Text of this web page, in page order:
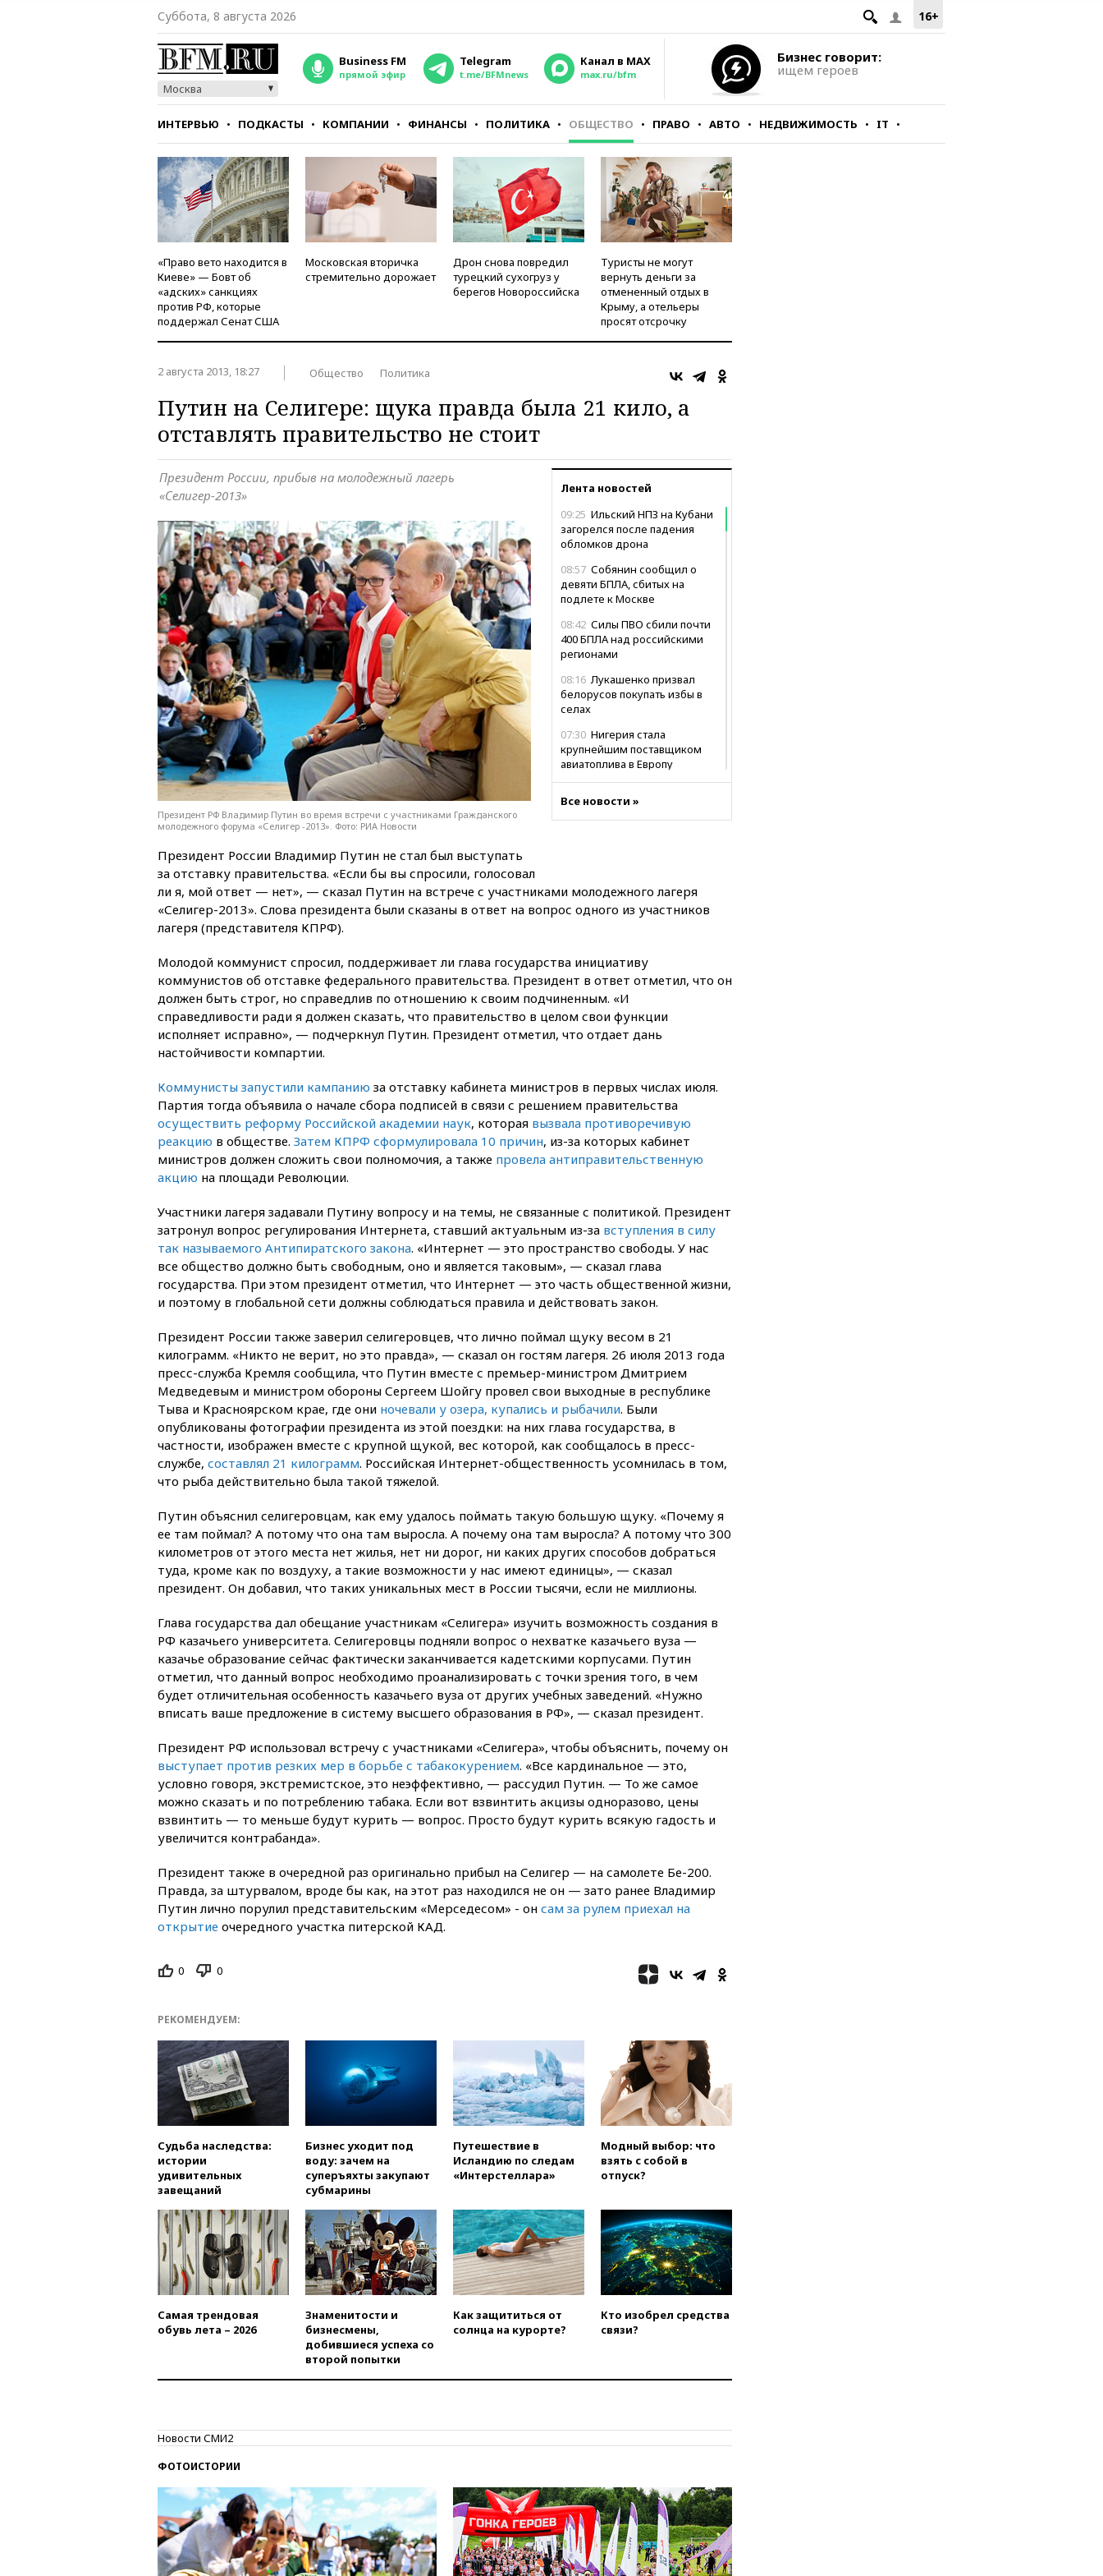
16+
Суббота, 8 августа 2026
Москва
Business FM
прямой эфир
Telegram
t.me/BFMnews
Канал в MAX
max.ru/bfm
Бизнес говорит:
ищем героев
ИНТЕРВЬЮ ПОДКАСТЫ КОМПАНИИ ФИНАНСЫ ПОЛИТИКА ОБЩЕСТВО ПРАВО АВТО НЕДВИЖИМОСТЬ IT
СТИЛЬ ТЕСТЫ
«Право вето находится в
Киеве» — Бовт об
«адских» санкциях
против РФ, которые
поддержал Сенат США
Московская вторичка
стремительно дорожает
Дрон снова повредил
турецкий сухогруз у
берегов Новороссийска
Туристы не могут
вернуть деньги за
отмененный отдых в
Крыму, а отельеры
просят отсрочку
2 августа 2013, 18:27 Общество Политика
Путин на Селигере: щука правда была 21 кило, а
отставлять правительство не стоит
Лента новостей
09:25 Ильский НПЗ на Кубани
загорелся после падения
обломков дрона
08:57 Собянин сообщил о
девяти БПЛА, сбитых на
подлете к Москве
08:42 Силы ПВО сбили почти
400 БПЛА над российскими
регионами
08:16 Лукашенко призвал
белорусов покупать избы в
селах
07:30 Нигерия стала
крупнейшим поставщиком
авиатоплива в Европу
обсуждают координацию
усилий против наркотрафика
03:30В Минстрое сравнили
качество жилья в Нью-Йорке и
отпустить его с круглого стола
в Госдепе, чтобы «вести
войну»
01:35 Мигрант погиб при
попытке попасть из Марокко в
блок Украину из-за уровня
коррупции
вчера, 23:35
Лукашенко
объяснил экономическую
выгоду безвизового режима с
ресторана «Армения» в
Москве вернут утраченную
скульптуру балерины
вчера, 22:45 Литовец
протаранил погранпункт при
попытке попасть в Россию
анонсировал скорое
соглашение о прекращении
огня США и Ирана
вчера, 22:15 Три человека
получили ножевые ранения
при нападении в Чехии
вчера, 22:00Путин поручил
выделить средства на новые
вчера, 21:56The Atlantic: Маск
отказал Украине в
использовании Starlink для
атак вглубь РФ
вчера, 21:35После пожара на
уголовное дело
вчера, 21:26Лидеры сборной
РФ по гимнастике получили
официальный отказ в визах от
Хорватии
вчера, 21:15Пентагон
НЛО
вчера, 21:00 На границе
Украины с Польшей скопилось
свыше 6,5 тысячи грузовиков
вчера, 20:53Швыдкой:
вчера, 20:45
сбила еще 75 украинских
беспилотников над Россией
Белгородской области
экстремизма
вчера, 20:20Суд США
постановил остановить
строительство бального зала в
Белом доме
одобрил ужесточение
санкций против России и
против журналистки Катерины
Гордеевой о фейках о ВС
России
вчера, 19:45 ISU предоставил
нейтральный статус
Трусовой
Альпах
вчера, 18:55Минобороны
отчиталось об ударах по двум
украинским сухогрузам в
Черном море
Все новости »
Президент России, прибыв на молодежный лагерь
«Селигер-2013»
Президент РФ Владимир Путин во время встречи с участниками Гражданского
молодежного форума «Селигер -2013». Фото: РИА Новости
Президент России Владимир Путин не стал был выступать
за отставку правительства. «Если бы вы спросили, голосовал
ли я, мой ответ — нет», — сказал Путин на встрече с участниками молодежного лагеря
«Селигер-2013». Слова президента были сказаны в ответ на вопрос одного из участников
лагеря (представителя КПРФ).
Молодой коммунист спросил, поддерживает ли глава государства инициативу
коммунистов об отставке федерального правительства. Президент в ответ отметил, что он
должен быть строг, но справедлив по отношению к своим подчиненным. «И
справедливости ради я должен сказать, что правительство в целом свои функции
исполняет исправно», — подчеркнул Путин. Президент отметил, что отдает дань
настойчивости компартии.
Коммунисты запустили кампанию за отставку кабинета министров в первых числах июля.
Партия тогда объявила о начале сбора подписей в связи с решением правительства
осуществить реформу Российской академии наук, которая вызвала противоречивую
реакцию в обществе. Затем КПРФ сформулировала 10 причин, из-за которых кабинет
министров должен сложить свои полномочия, а также провела антиправительственную
акцию на площади Революции.
Участники лагеря задавали Путину вопросу и на темы, не связанные с политикой. Президент
затронул вопрос регулирования Интернета, ставший актуальным из-за вступления в силу
так называемого Антипиратского закона. «Интернет — это пространство свободы. У нас
все общество должно быть свободным, оно и является таковым», — сказал глава
государства. При этом президент отметил, что Интернет — это часть общественной жизни,
и поэтому в глобальной сети должны соблюдаться правила и действовать закон.
Президент России также заверил селигеровцев, что лично поймал щуку весом в 21
килограмм. «Никто не верит, но это правда», — сказал он гостям лагеря. 26 июля 2013 года
пресс-служба Кремля сообщила, что Путин вместе с премьер-министром Дмитрием
Медведевым и министром обороны Сергеем Шойгу провел свои выходные в республике
Тыва и Красноярском крае, где они ночевали у озера, купались и рыбачили. Были
опубликованы фотографии президента из этой поездки: на них глава государства, в
частности, изображен вместе с крупной щукой, вес которой, как сообщалось в пресс-
службе, составлял 21 килограмм. Российская Интернет-общественность усомнилась в том,
что рыба действительно была такой тяжелой.
Путин объяснил селигеровцам, как ему удалось поймать такую большую щуку. «Почему я
ее там поймал? А потому что она там выросла. А почему она там выросла? А потому что 300
километров от этого места нет жилья, нет ни дорог, ни каких других способов добраться
туда, кроме как по воздуху, а такие возможности у нас имеют единицы», — сказал
президент. Он добавил, что таких уникальных мест в России тысячи, если не миллионы.
Глава государства дал обещание участникам «Селигера» изучить возможность создания в
РФ казачьего университета. Селигеровцы подняли вопрос о нехватке казачьего вуза —
казачье образование сейчас фактически заканчивается кадетскими корпусами. Путин
отметил, что данный вопрос необходимо проанализировать с точки зрения того, в чем
будет отличительная особенность казачьего вуза от других учебных заведений. «Нужно
вписать ваше предложение в систему высшего образования в РФ», — сказал президент.
Президент РФ использовал встречу с участниками «Селигера», чтобы объяснить, почему он
выступает против резких мер в борьбе с табакокурением. «Все кардинальное — это,
условно говоря, экстремистское, это неэффективно, — рассудил Путин. — То же самое
можно сказать и по потреблению табака. Если вот взвинтить акцизы одноразово, цены
взвинтить — то меньше будут курить — вопрос. Просто будут курить всякую гадость и
увеличится контрабанда».
Президент также в очередной раз оригинально прибыл на Селигер — на самолете Бе-200.
Правда, за штурвалом, вроде бы как, на этот раз находился не он — зато ранее Владимир
Путин лично порулил представительским «Мерседесом» - он сам за рулем приехал на
открытие очередного участка питерской КАД.
0 0
РЕКОМЕНДУЕМ:
Судьба наследства:
истории
удивительных
завещаний
Бизнес уходит под
воду: зачем на
суперъяхты закупают
субмарины
Путешествие в
Исландию по следам
«Интерстеллара»
Модный выбор: что
взять с собой в
отпуск?
Самая трендовая
обувь лета – 2026
Знаменитости и
бизнесмены,
добившиеся успеха со
второй попытки
Как защититься от
солнца на курорте?
Кто изобрел средства
связи?
Новости СМИ2
ФОТОИСТОРИИ